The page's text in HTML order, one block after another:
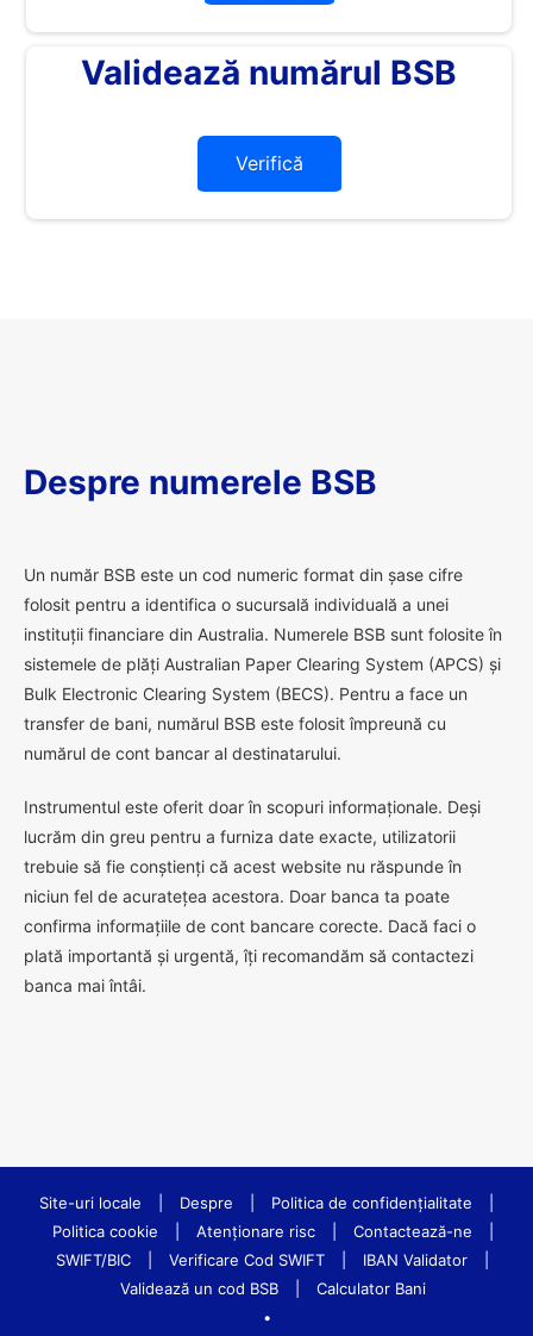
Validează numărul BSB
Verifică
Despre numerele BSB
Un număr BSB este un cod numeric format din șase cifre
folosit pentru a identifica o sucursală individuală a unei
instituții financiare din Australia. Numerele BSB sunt folosite în
sistemele de plăți Australian Paper Clearing System (APCS) și
Bulk Electronic Clearing System (BECS). Pentru a face un
transfer de bani, numărul BSB este folosit împreună cu
numărul de cont bancar al destinatarului.
Instrumentul este oferit doar în scopuri informaționale. Deși
lucrăm din greu pentru a furniza date exacte, utilizatorii
trebuie să fie conștienți că acest website nu răspunde în
niciun fel de acuratețea acestora. Doar banca ta poate
confirma informațiile de cont bancare corecte. Dacă faci o
plată importantă și urgentă, îți recomandăm să contactezi
banca mai întâi.
Site-uri locale Despre Politica de confidenţialitate
Politica cookie
Atenționare risc Contactează-ne
SWIFT/BIC
Verificare Cod SWIFT IBAN Validator
Validează un cod BSB
Calculator Bani
•